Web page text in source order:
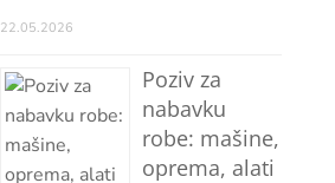
22.05.2026
Poziv za
nabavku
robe: mašine,
oprema, alati